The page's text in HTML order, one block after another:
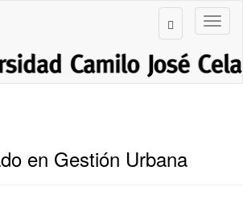
en Gestión Urbana